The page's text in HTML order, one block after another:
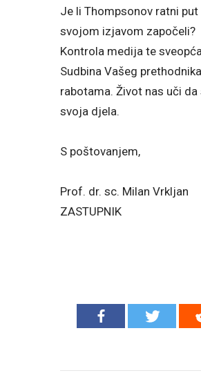
Je li Thompsonov ratni
svojom izjavom započeli?
Kontrola medija te
Sudbina Vašeg
rabotama. Život nas uči
svoja djela.
S poštovanjem,
Prof. dr. sc. Milan Vrkljan
ZASTUPNIK